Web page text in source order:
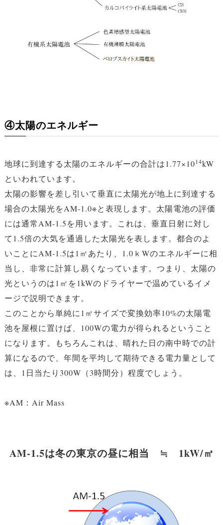
④太陽のエネルギー
地球に到達する太陽のエネルギーの合計は1.77×1014kW
といわれています。
太陽の影響を差し引いて垂直に太陽光が地上に到達する
場合の太陽光をAM-1.0※と表現します。太陽電池の評価
には通常AM-1.5を用います。これは、垂直日射に対し
て1.5倍の大気を通過した太陽光を表します。都合のよ
いことにAM-1.5は1㎡あたり、1.0ｋWのエネルギーに相
当し、非常に計算し易くなっています。つまり、太陽の
光というのは1㎡を1kWのドライヤーで温めているイメ
ージで説明できます。
このことから単純に1㎡サイズで変換効率10%の太陽電
池を屋根に置けば、100Wの電力が得られるということ
になります。もちろんこれは、晴れた日の南中時での計
算になるので、年間を平均して期待できる電力量として
は、1日当たり300W（3時間分）程度でしょう。
※AM：Air Mass
AM-1.5は冬の東京の昼に相当 ≒ 1kW/㎡